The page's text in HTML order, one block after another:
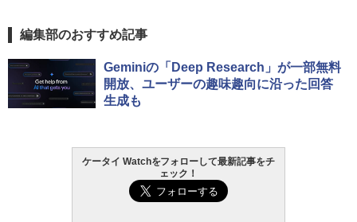
編集部のおすすめ記事
Geminiの「Deep Research」が一部無料
開放、ユーザーの趣味趣向に沿った回答
生成も
ケータイ Watchをフォローして最新記事をチ
ェック！